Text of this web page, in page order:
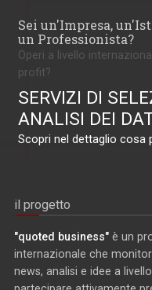
Sei un'Impresa,
un Professionista?
Operi a livello
profit?
SERVIZI DI
ANALISI DEI
Scopri nel dettaglio cosa
il progetto
"quoted business" è un
internazionale che
news, analisi e idee a